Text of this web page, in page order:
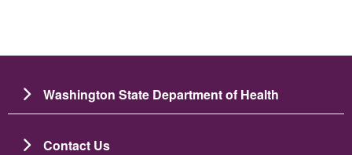
Washington State Department of Health
Contact Us